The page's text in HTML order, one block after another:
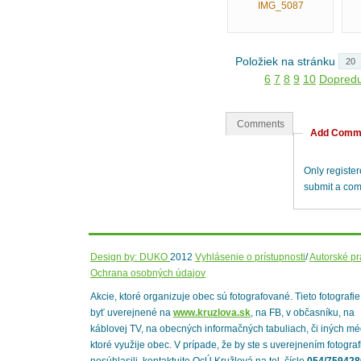
IMG_5087
Položiek na stránku
6 7 8 9 10
Comments
Add
Only
submit a
Design by: DUKO 2012 Vyhlásenie o prístupnosti/Autorské
Ochrana osobných údajov
Akcie, ktoré organizuje obec sú fotografované. Tieto
byť uverejnené na www.kruzlova.sk, na FB, v občasníku, na
káblovej TV, na obecných informačných tabuliach, či iných
ktoré využije obec. V prípade, že by ste s uverejnením